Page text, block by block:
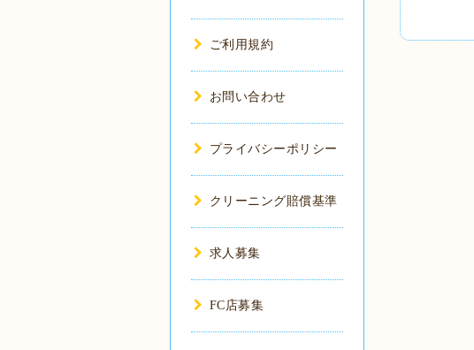
ご利用規約
お問い合わせ
プライバシーポリシー
クリーニング賠償基準
求人募集
FC店募集